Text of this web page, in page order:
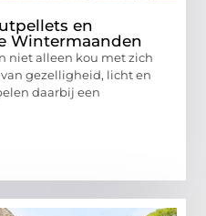
en
Wintermaanden
niet alleen kou met zich
gezelligheid, licht en
daarbij een